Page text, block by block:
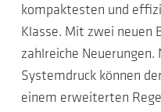
kompaktesten und
Klasse. Mit zwei neuen
zahlreiche
Systemdruck können
einem erweiterten